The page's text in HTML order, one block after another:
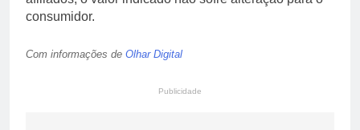
consumidor.
Com informações de Olhar Digital
Publicidade